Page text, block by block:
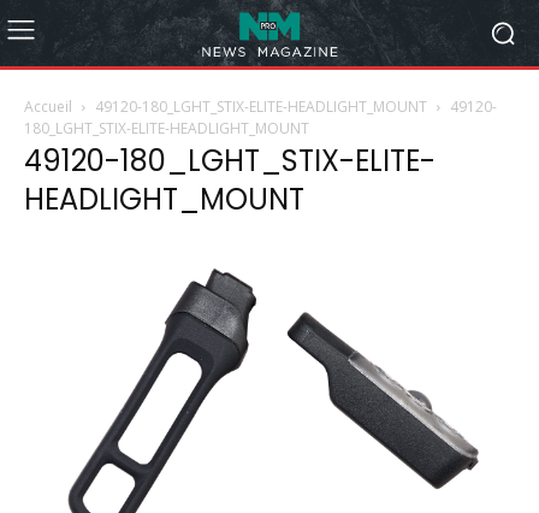
Accueil 49120-180_LGHT_STIX-ELITE-HEADLIGHT_MOUNT
49120-
180_LGHT_STIX-ELITE-HEADLIGHT_MOUNT
49120-180_LGHT_STIX-ELITE-
HEADLIGHT_MOUNT